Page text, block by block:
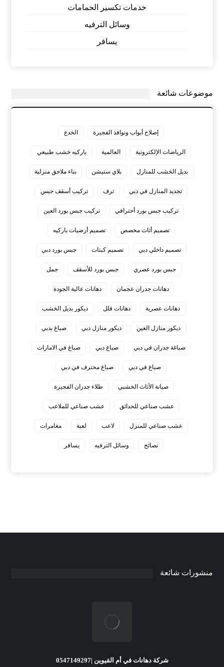
خدمات تكسير الحمامات
وسائل الترفيه
يسافر
موضوعات شائعة
إصلاح أبواب ونوافذ الفجيرة الخدع
الرياضات الإلكترونية العالمية باركيه خشب طبيعي
بديل الخشب للمنازل بلاي ستيشن بناء ملاحق منزلية
تجديد المنازل في دبي ترف تركيب أسقف جبس
تركيب جبس بورد أحترافي تركيب جبس بورد العين
تصميم أثاث مخصص تصميم أرضيات باركيه
تصميم داخلي دبي تصميم كبتات جبس بورد دبي
جبس بورد عصري جبس بورد للأسقف جمل
دهانات جدران عجمان دهانات عالية الجودة
دهانات عصرية دهانات فلل ديكور بديل الخشب
ديكور منازل العين ديكور منازل دبي صباغ بدبي
صباغة جدران في دبي صباغ دبي صباغ في الامارات
صباغ في دبي صباغ محترف في دبي
صيانة الأثاث الخشبي طلاء جدران الفجيرة
عشب صناعي للحدائق عشب صناعي للملاعب
عشب صناعي للمنزل لاعب لعبة مغامرات
نصائح وسائل الترفيه يسافر
منشورات شائعة
شركة دهانات في أم القيوين |0547149297